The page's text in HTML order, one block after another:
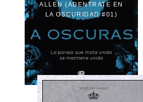
ALLEN (ADENTRATE EN
LA OSCURIDAD #01)